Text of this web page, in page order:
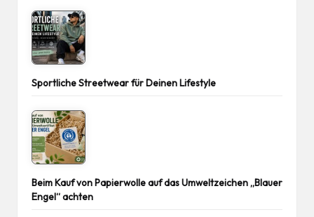
Sportliche Streetwear für Deinen Lifestyle
Beim Kauf von Papierwolle auf das Umweltzeichen „Blauer
Engel“ achten